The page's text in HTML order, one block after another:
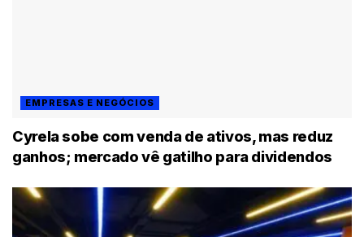
EMPRESAS E NEGÓCIOS
Cyrela sobe com venda de ativos, mas reduz
ganhos; mercado vê gatilho para dividendos